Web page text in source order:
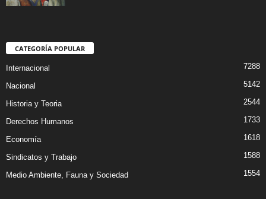
CATEGORÍA POPULAR
Internacional 7288
Nacional 5142
Historia y Teoria 2544
Derechos Humanos 1733
Economía 1618
Sindicatos y Trabajo 1588
Medio Ambiente, Fauna y Sociedad 1554